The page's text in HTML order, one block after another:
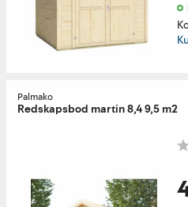
Palmako
Redskapsbod martin 8,4 9,5 m2